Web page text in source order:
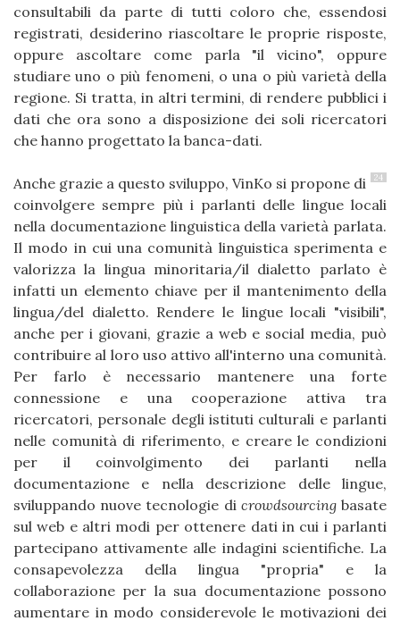
consultabili da parte di tutti coloro che, essendosi
registrati, desiderino riascoltare le proprie risposte,
oppure ascoltare come parla "il vicino", oppure
studiare uno o più fenomeni, o una o più varietà della
regione. Si tratta, in altri termini, di rendere pubblici i
dati che ora sono a disposizione dei soli ricercatori
che hanno progettato la banca-dati.
24
Anche grazie a questo sviluppo, VinKo si propone di
coinvolgere sempre più i parlanti delle lingue locali
nella documentazione linguistica della varietà parlata.
Il modo in cui una comunità linguistica sperimenta e
valorizza la lingua minoritaria/il dialetto parlato è
infatti un elemento chiave per il mantenimento della
lingua/del dialetto. Rendere le lingue locali "visibili",
anche per i giovani, grazie a web e social media, può
contribuire al loro uso attivo all'interno una comunità.
Per farlo è necessario mantenere una forte
connessione e una cooperazione attiva tra
ricercatori, personale degli istituti culturali e parlanti
nelle comunità di riferimento, e creare le condizioni
per il coinvolgimento dei parlanti nella
documentazione e nella descrizione delle lingue,
sviluppando nuove tecnologie di crowdsourcingbasate
sul web e altri modi per ottenere dati in cui i parlanti
partecipano attivamente alle indagini scientifiche. La
consapevolezza della lingua "propria" e la
collaborazione per la sua documentazione possono
aumentare in modo considerevole le motivazioni dei